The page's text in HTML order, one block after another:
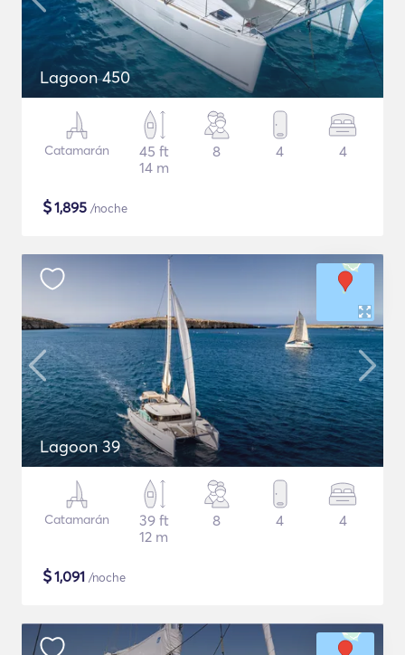
Lagoon 450
Catamarán
45 ft
14 m
8 4 4
$1,895 /noche
Lagoon 39
Catamarán
39 ft
12 m
8 4 4
$1,091 /noche